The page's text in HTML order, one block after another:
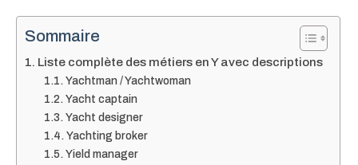
Sommaire
Liste complète des métiers en Y avec descriptions
Yachtman / Yachtwoman
Yacht captain
Yacht designer
Yachting broker
Yield manager